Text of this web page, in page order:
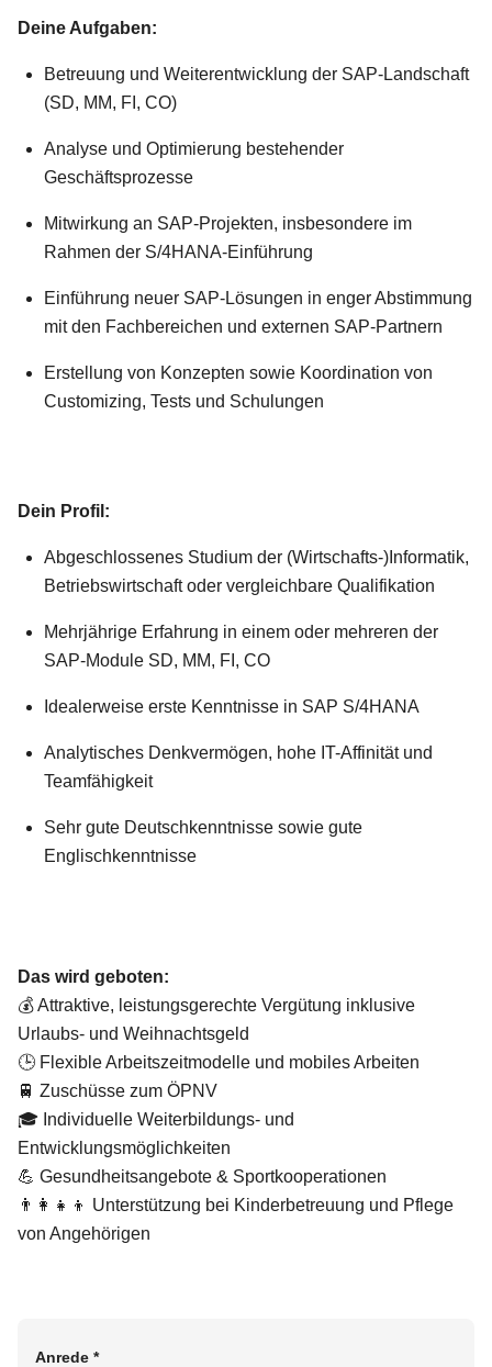
Deine Aufgaben:
Betreuung und Weiterentwicklung der SAP-Landschaft
(SD, MM, FI, CO)
Analyse und Optimierung bestehender
Geschäftsprozesse
Mitwirkung an SAP-Projekten, insbesondere im
Rahmen der S/4HANA-Einführung
Einführung neuer SAP-Lösungen in enger Abstimmung
mit den Fachbereichen und externen SAP-Partnern
Erstellung von Konzepten sowie Koordination von
Customizing, Tests und Schulungen
Dein Profil:
Abgeschlossenes Studium der (Wirtschafts-)Informatik,
Betriebswirtschaft oder vergleichbare Qualifikation
Mehrjährige Erfahrung in einem oder mehreren der
SAP-Module SD, MM, FI, CO
Idealerweise erste Kenntnisse in SAP S/4HANA
Analytisches Denkvermögen, hohe IT-Affinität und
Teamfähigkeit
Sehr gute Deutschkenntnisse sowie gute
Englischkenntnisse
Das wird geboten:
💰 Attraktive, leistungsgerechte Vergütung inklusive
Urlaubs- und Weihnachtsgeld
🕒 Flexible Arbeitszeitmodelle und mobiles Arbeiten
🚆 Zuschüsse zum ÖPNV
🎓 Individuelle Weiterbildungs- und
Entwicklungsmöglichkeiten
💪 Gesundheitsangebote & Sportkooperationen
👨‍👩‍👧‍👦 Unterstützung bei Kinderbetreuung und Pflege
von Angehörigen
Anrede *